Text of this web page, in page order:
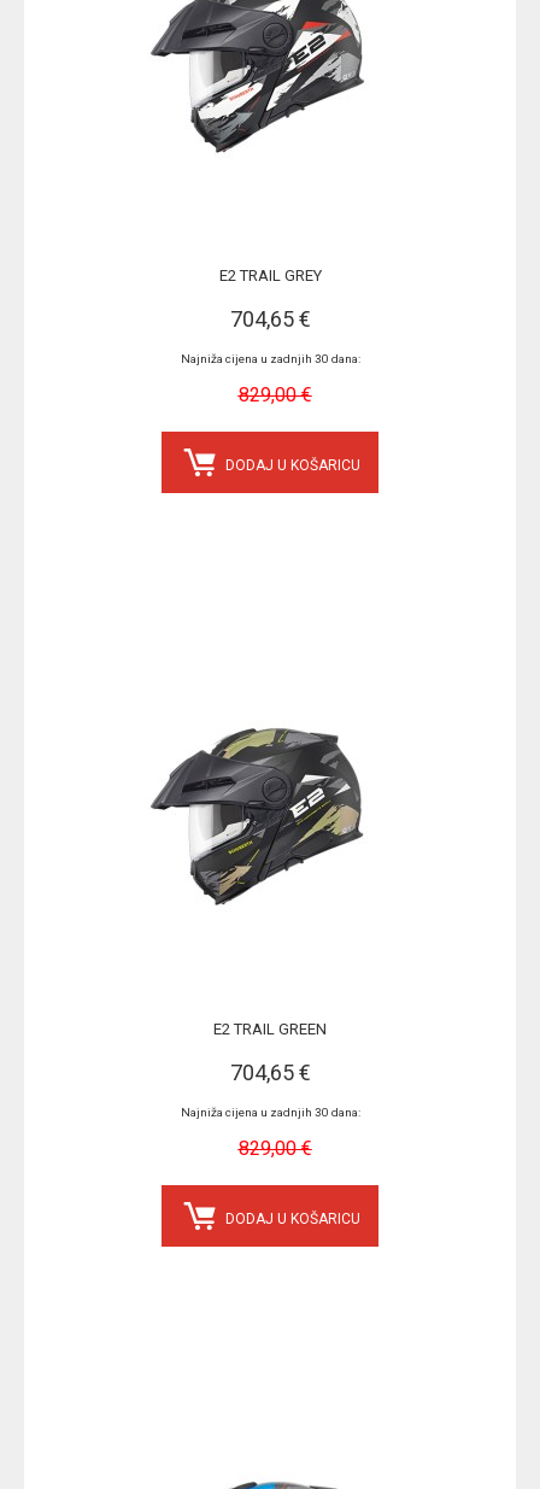
E2 TRAIL GREY
704,65 €
Najniža cijena u zadnjih 30 dana:
829,00 €
DODAJ U KOŠARICU
E2 TRAIL GREEN
704,65 €
Najniža cijena u zadnjih 30 dana:
829,00 €
DODAJ U KOŠARICU